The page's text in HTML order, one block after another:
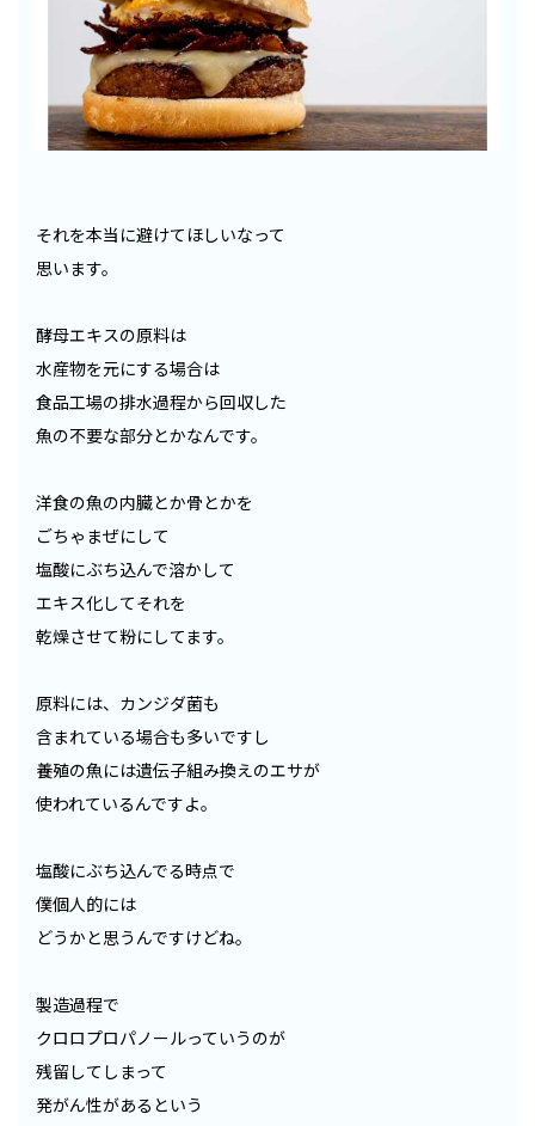
それを本当に避けてほしいなって
思います。
酵母エキスの原料は
水産物を元にする場合は
食品工場の排水過程から回収した
魚の不要な部分とかなんです。
洋食の魚の内臓とか骨とかを
ごちゃまぜにして
塩酸にぶち込んで溶かして
エキス化してそれを
乾燥させて粉にしてます。
原料には、カンジダ菌も
含まれている場合も多いですし
養殖の魚には遺伝子組み換えのエサが
使われているんですよ。
塩酸にぶち込んでる時点で
僕個人的には
どうかと思うんですけどね。
製造過程で
クロロプロパノールっていうのが
残留してしまって
発がん性があるという